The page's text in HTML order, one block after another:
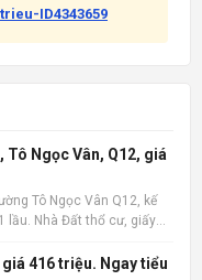
ID4343659
Ngọc Vân, Q12, giá
Tô Ngọc Vân Q12, kế
lầu. Nhà Đất thổ cư, giấy
416 triệu. Ngay tiểu